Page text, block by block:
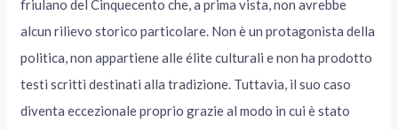
friulano del Cinquecento che, a prima vista, non avrebbe
alcun rilievo storico particolare. Non è un protagonista della
politica, non appartiene alle élite culturali e non ha prodotto
testi scritti destinati alla tradizione. Tuttavia, il suo caso
diventa eccezionale proprio grazie al modo in cui è stato